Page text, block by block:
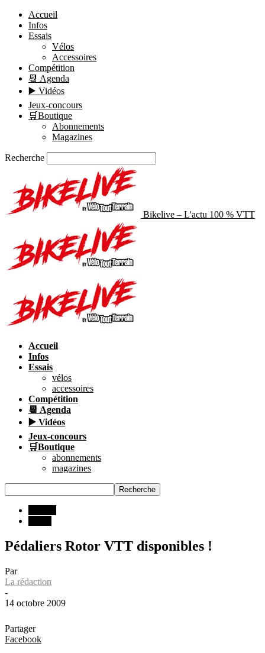
Accueil
Infos
Essais
Vélos
Accessoires
Compétition
📆 Agenda
▶️ Vidéos
Jeux-concours
🛒Boutique
Abonnements
Magazines
Recherche
Bikelive – L'actu 100 % VTT
Accueil
Infos
Essais
vélos
accessoires
Compétition
📆 Agenda
▶️ Vidéos
Jeux-concours
🛒Boutique
abonnements
magazines
Pédaliers Rotor VTT disponibles !
Par
La rédaction
-
14 octobre 2009
Partager
Facebook